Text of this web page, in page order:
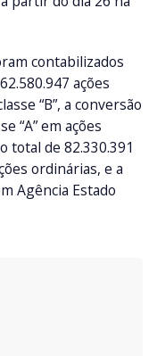
contabilizados
ações
“B”, a conversão
“A” em ações
total de 82.330.391
ordinárias, e a
Agência Estado